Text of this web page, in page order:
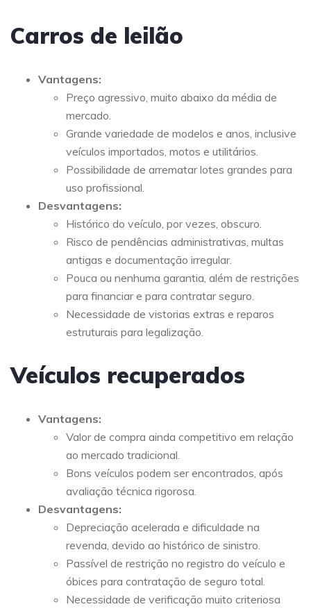
Carros de leilão
Vantagens:
Preço agressivo, muito abaixo da média de
mercado.
Grande variedade de modelos e anos, inclusive
veículos importados, motos e utilitários.
Possibilidade de arrematar lotes grandes para
uso profissional.
Desvantagens:
Histórico do veículo, por vezes, obscuro.
Risco de pendências administrativas, multas
antigas e documentação irregular.
Pouca ou nenhuma garantia, além de restrições
para financiar e para contratar seguro.
Necessidade de vistorias extras e reparos
estruturais para legalização.
Veículos recuperados
Vantagens:
Valor de compra ainda competitivo em relação
ao mercado tradicional.
Bons veículos podem ser encontrados, após
avaliação técnica rigorosa.
Desvantagens:
Depreciação acelerada e dificuldade na
revenda, devido ao histórico de sinistro.
Passível de restrição no registro do veículo e
óbices para contratação de seguro total.
Necessidade de verificação muito criteriosa